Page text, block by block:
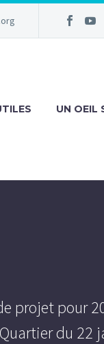
UN OEIL
projet pour
du 22